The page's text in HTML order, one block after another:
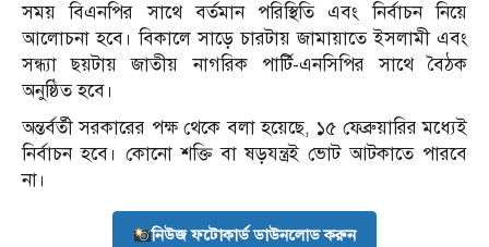
সময় বিএনপির সাথে বর্তমান পরিস্থিতি এবং নির্বাচন নিয়ে
আলোচনা হবে। বিকালে সাড়ে চারটায় জামায়াতে ইসলামী এবং
সন্ধ্যা ছয়টায় জাতীয় নাগরিক পার্টি-এনসিপির সাথে বৈঠক
অনুষ্ঠিত হবে।
অন্তর্বর্তী সরকারের পক্ষ থেকে বলা হয়েছে, ১৫ ফেব্রুয়ারির মধ্যেই
নির্বাচন হবে। কোনো শক্তি বা ষড়যন্ত্রই ভোট আটকাতে পারবে
না।
নিউজ ফটোকার্ড ডাউনলোড করুন